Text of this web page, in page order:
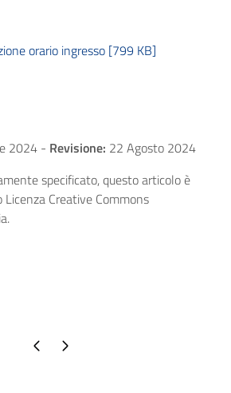
orario ingresso [799 KB]
2024 - Revisione: 22 Agosto 2024
specificato, questo articolo è
Creative Commons
Pagina precedente
Pagina successiva